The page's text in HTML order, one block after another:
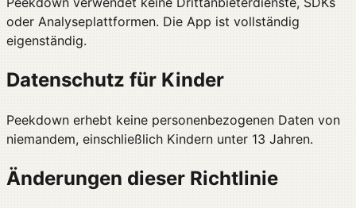
oder Analyseplattformen. Die App ist vollständig
eigenständig.
Datenschutz für Kinder
Peekdown erhebt keine personenbezogenen Daten von
niemandem, einschließlich Kindern unter 13 Jahren.
Änderungen dieser Richtlinie